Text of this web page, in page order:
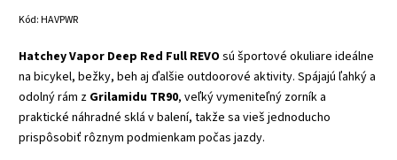
Kód:HAVPWR
Hatchey Vapor Deep Red Full REVO sú športové okuliare ideálne
na bicykel, bežky, beh aj ďalšie outdoorové aktivity. Spájajú ľahký a
odolný rám z Grilamidu TR90, veľký vymeniteľný zorník a
praktické náhradné sklá v balení, takže sa vieš jednoducho
prispôsobiť rôznym podmienkam počas jazdy.